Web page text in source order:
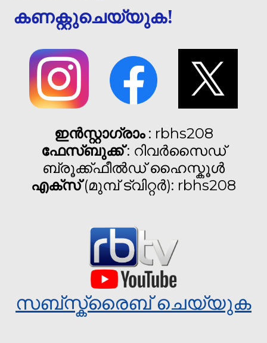
കണക്റ്റുചെയ്യുക!
ഇൻസ്റ്റാഗ്രാം: rbhs208
ഫേസ്ബുക്ക്: റിവർസൈഡ്
ബ്രൂക്ക്ഫീൽഡ് ഹൈസ്കൂൾ
എക്സ്(മുമ്പ് ട്വിറ്റർ): rbhs208
സബ്സ്ക്രൈബ് ചെയ്യുക